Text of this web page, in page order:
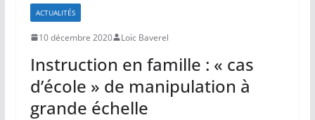
ACTUALITÉS
10 décembre 2020 Loïc Baverel
Instruction en famille : « cas
d’école » de manipulation à
grande échelle